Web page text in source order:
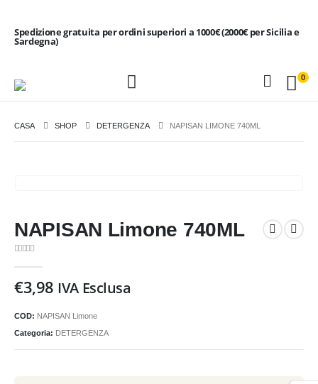
Spedizione gratuita per ordini superiori a 1000€ (2000€ per Sicilia e
Sardegna)
0
CASA SHOP DETERGENZA NAPISAN LIMONE 740ML
NAPISAN Limone 740ML
€3,98 IVA Esclusa
COD: NAPISAN Limone
Categoria: DETERGENZA